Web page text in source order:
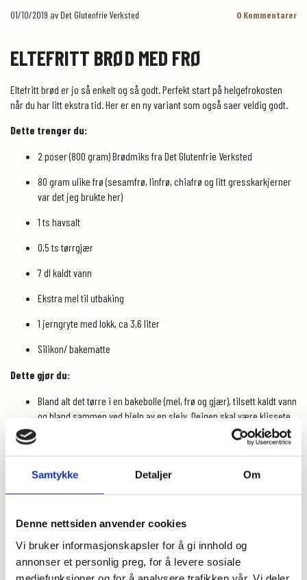
Samtykke Detaljer Om
Denne nettsiden anvender cookies
Vi bruker informasjonskapsler for å gi innhold og
annonser et personlig preg, for å levere sosiale
01/10/2019 av Det Glutenfrie Verksted 0 Kommentarer
ELTEFRITT BRØD MED FRØ
Eltefritt brød er jo så enkelt og så godt. Perfekt start på helgefrokosten
når du har litt ekstra tid. Her er en ny variant som også saer veldig godt.
Dette trenger du:
2 poser (800 gram) Brødmiks fra Det Glutenfrie Verksted
80 gram ulike frø (sesamfrø, linfrø, chiafrø og litt gresskarkjerner
var det jeg brukte her)
1 ts havsalt
0,5 ts tørrgjær
7 dl kaldt vann
Ekstra mel til utbaking
1 jerngryte med lokk, ca 3,6 liter
Silikon/ bakematte
Dette gjør du:
Bland alt det tørre i en bakebolle (mel, frø og gjær), tilsett kaldt vann
og bland sammen ved hjelp av en sleiv. Deigen skal være klissete.
Dryss litt mel på en silikonmatte, eller direkte på kjøkkenbenken,
midten fra alle kanter. Tilfør mer mel slik at deigen blir mindre
Snu bakebollen og legg denne over deigen og la heve ca 1 time.